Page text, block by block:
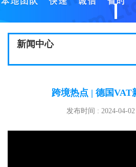
新闻中心
跨境热点 | 德国VAT
发布时间 : 2024-04-